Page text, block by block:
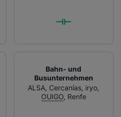
Bahn- und
Busunternehmen
ALSA, Cercanías, iryo,
OUIGO, Renfe